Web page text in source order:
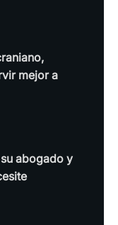
mejor a
abogado y